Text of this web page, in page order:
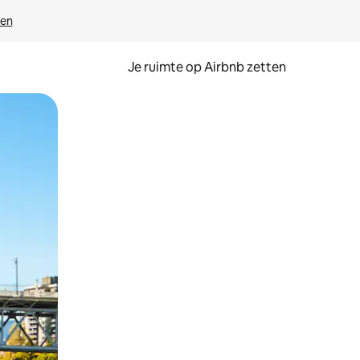
Je ruimte op Airbnb zetten
of swipen.